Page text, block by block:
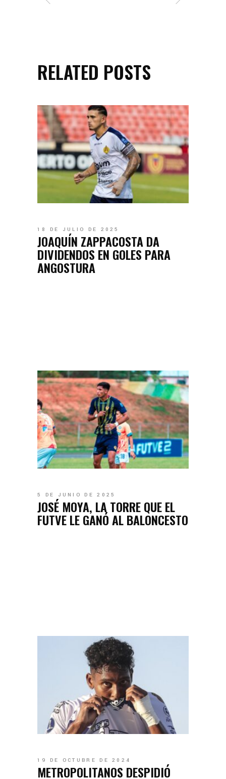
RELATED POSTS
18 DE JULIO DE 2025
JOAQUÍN ZAPPACOSTA DA
DIVIDENDOS EN GOLES PARA
ANGOSTURA
5 DE JUNIO DE 2025
JOSÉ MOYA, LA TORRE QUE EL
FUTVE LE GANÓ AL BALONCESTO
19 DE OCTUBRE DE 2024
METROPOLITANOS DESPIDIÓ